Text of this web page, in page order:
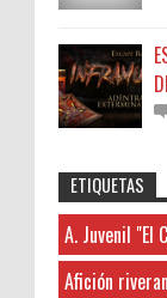
ve yeni
45N
A. Juvenil
A.C.San
ETIQUETAS
A. Juvenil "El
Afición